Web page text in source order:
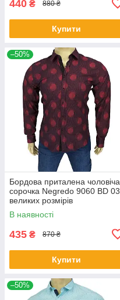
440 ₴ 880 ₴
Купити
–50%
Бордова приталена чоловіча
сорочка Negredo 9060 BD 03
великих розмірів
В наявності
435 ₴ 870 ₴
Купити
–50%